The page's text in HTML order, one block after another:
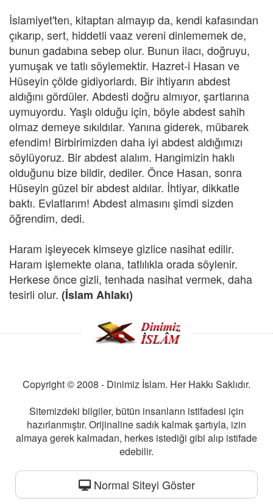
İslamiyet'ten, kitaptan almayıp da, kendi kafasından
çıkarıp, sert, hiddetli vaaz vereni dinlememek de,
bunun gadabına sebep olur. Bunun ilacı, doğruyu,
yumuşak ve tatlı söylemektir. Hazret-i Hasan ve
Hüseyin çölde gidiyorlardı. Bir ihtiyarın abdest
aldığını gördüler. Abdesti doğru almıyor, şartlarına
uymuyordu. Yaşlı olduğu için, böyle abdest sahih
olmaz demeye sıkıldılar. Yanına giderek, mübarek
efendim! Birbirimizden daha iyi abdest aldığımızı
söylüyoruz. Bir abdest alalım. Hangimizin haklı
olduğunu bize bildir, dediler. Önce Hasan, sonra
Hüseyin güzel bir abdest aldılar. İhtiyar, dikkatle
baktı. Evlatlarım! Abdest almasını şimdi sizden
öğrendim, dedi.
Haram işleyecek kimseye gizlice nasihat edilir.
Haram işlemekte olana, tatlılıkla orada söylenir.
Herkese önce gizli, tenhada nasihat vermek, daha
tesirli olur. (İslam Ahlakı)
Copyright © 2008 - Dinimiz İslam. Her Hakkı Saklıdır.
Sitemizdeki bilgiler, bütün insanların istifadesi için
hazırlanmıştır. Orijinaline sadık kalmak şartıyla, izin
almaya gerek kalmadan, herkes istediği gibi alıp istifade
edebilir.
Normal Siteyi Göster